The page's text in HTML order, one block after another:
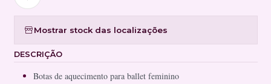
Mostrar stock das localizações
DESCRIÇÃO
Botas de aquecimento para ballet feminino